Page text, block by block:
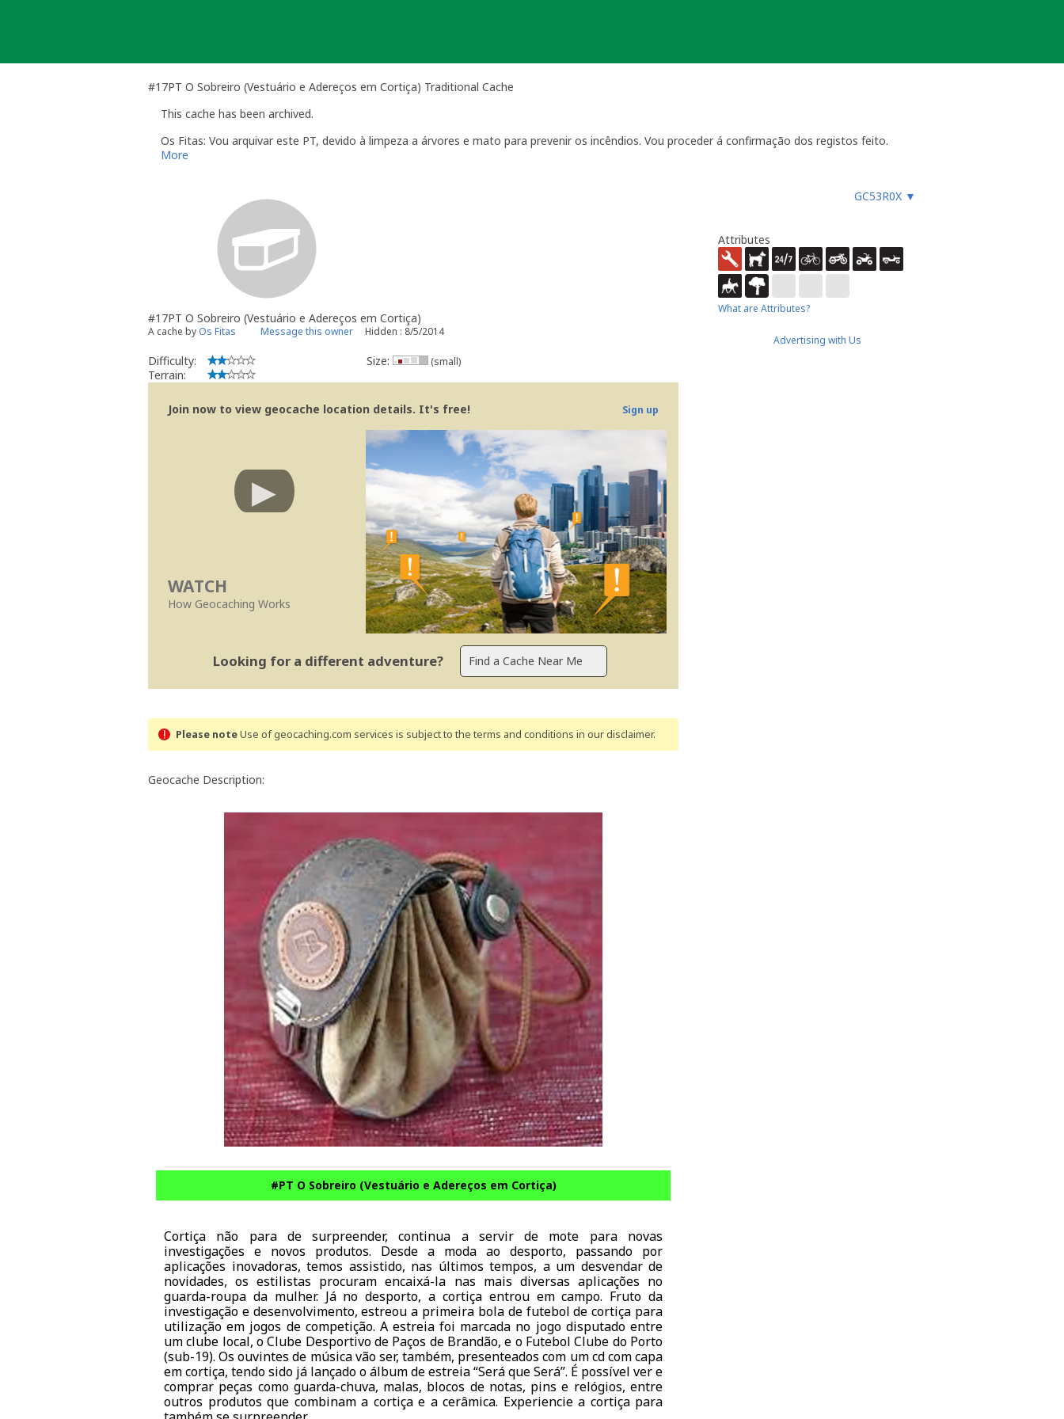
#17PT O Sobreiro (Vestuário e Adereços em Cortiça) Traditional Cache
This cache has been archived.
Os Fitas: Vou arquivar este PT, devido à limpeza a árvores e mato para prevenir os incêndios. Vou proceder á confirmação dos registos feito.
More
GC53R0X ▼
#17PT O Sobreiro (Vestuário e Adereços em Cortiça)
A cache by Os Fitas Message this owner Hidden : 8/5/2014
Difficulty:
Terrain:
Size: (small)
Join now to view geocache location details. It's free! Sign up
WATCH
How Geocaching Works
Looking for a different adventure?
Please noteUse of geocaching.com services is subject to the terms and conditions in our disclaimer.
Geocache Description:
#PT O Sobreiro (Vestuário e Adereços em Cortiça)
Cortiça não para de surpreender, continua a servir de mote para novas
investigações e novos produtos. Desde a moda ao desporto, passando por
aplicações inovadoras, temos assistido, nas últimos tempos, a um desvendar de
novidades, os estilistas procuram encaixá-la nas mais diversas aplicações no
guarda-roupa da mulher. Já no desporto, a cortiça entrou em campo. Fruto da
investigação e desenvolvimento, estreou a primeira bola de futebol de cortiça para
utilização em jogos de competição. A estreia foi marcada no jogo disputado entre
um clube local, o Clube Desportivo de Paços de Brandão, e o Futebol Clube do Porto
(sub-19). Os ouvintes de música vão ser, também, presenteados com um cd com capa
em cortiça, tendo sido já lançado oálbum de estreia “Será que Será”. É possível ver e
comprar peças como guarda-chuva, malas, blocos de notas, pins e relógios, entre
outros produtos que combinam a cortiça e a cerâmica. Experiencie a cortiça para
Attributes
What are Attributes?
Advertising with Us